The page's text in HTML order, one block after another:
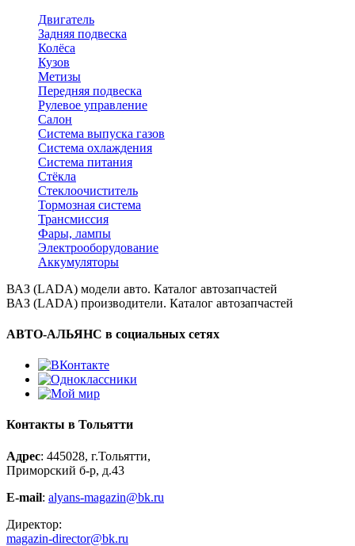
Двигатель
Задняя подвеска
Колёса
Кузов
Метизы
Передняя подвеска
Рулевое управление
Салон
Система выпуска газов
Система охлаждения
Система питания
Стёкла
Стеклоочиститель
Тормозная система
Трансмиссия
Фары, лампы
Электрооборудование
Аккумуляторы
ВАЗ (LADA) модели авто. Каталог автозапчастей
ВАЗ (LADA) производители. Каталог автозапчастей
АВТО-АЛЬЯНС в социальных сетях
Контакты в Тольятти
Адрес: 445028, г.Тольятти,
Приморский б-р, д.43
E-mail: alyans-magazin@bk.ru
Директор:
magazin-director@bk.ru